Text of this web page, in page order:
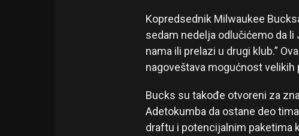
Kopredsednik Milwaukee
sedam nedelja odlučićemo da
nama ili prelazi u drugi klub.”
nagoveštava mogućnost
Bucks su takođe otvoreni za
Adetokumba da ostane deo
draftu i potencijalnim paketima